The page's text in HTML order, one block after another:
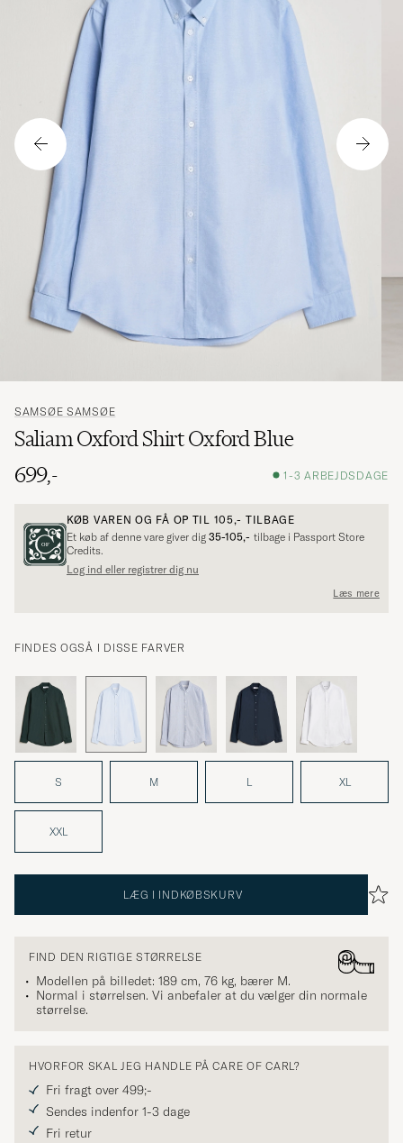
SAMSØE SAMSØE
Saliam Oxford Shirt Oxford Blue
699,-
1-3 ARBEJDSDAGE
KØB VAREN OG FÅ OP TIL 105,- TILBAGE
Et køb af denne vare giver dig 35-105,- tilbage i Passport Store
Credits.
Log ind eller registrer dig nu
Læs mere
FINDES OGSÅ I DISSE FARVER
S M L XL
XXL
LÆG I INDKØBSKURV
FIND DEN RIGTIGE STØRRELSE
Modellen på billedet: 189 cm, 76 kg, bærer M.
Normal i størrelsen. Vi anbefaler at du vælger din normale
størrelse.
HVORFOR SKAL JEG HANDLE PÅ CARE OF CARL?
Fri fragt over 499;-
Sendes indenfor 1-3 dage
Fri retur